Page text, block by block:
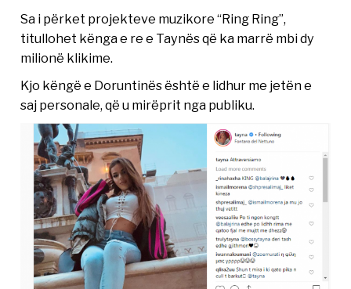
Sa i përket projekteve muzikore “Ring Ring”,
titullohet kënga e re e Taynës që ka marrë mbi dy
milionë klikime.
Kjo këngë e Doruntinës është e lidhur me jetën e
saj personale, që u mirëprit nga publiku.